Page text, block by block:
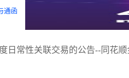
通函
日常性关联交易的公告--同花顺